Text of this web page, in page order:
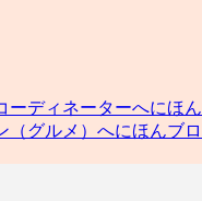
にほ
にほんブ